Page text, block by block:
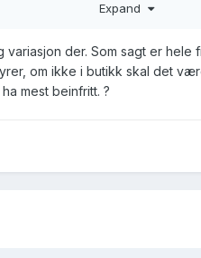
organer, men uten tilgang
i uka, gir helt men hun
Expand
variasjon der. Som sagt er
om ikke i butikk skal det
mest beinfritt. ?